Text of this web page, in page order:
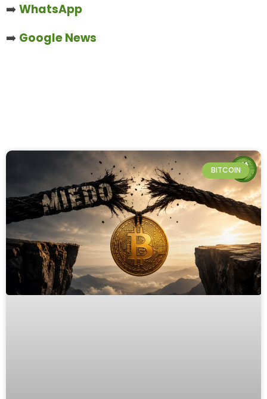
➡️WhatsApp
➡️ Google News
BITCOIN